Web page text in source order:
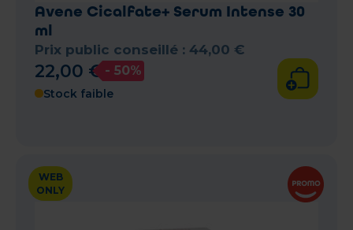
Avene Cicalfate+ Serum Intense 30
ml
Prix public conseillé : 44,00 €
22,00 € - 50%
Stock faible
WEB
ONLY